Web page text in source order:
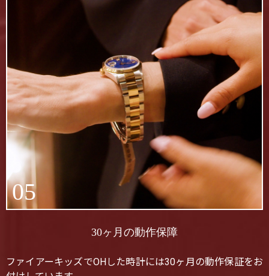
05
30ヶ月の動作保障
ファイアーキッズでOHした時計には30ヶ月の動作保証をお